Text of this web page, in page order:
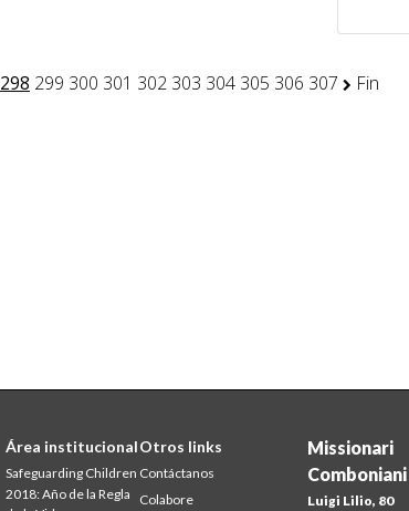
298 299 300 301 302 303 304 305 306 307 Fin
Missionari
Comboniani
Luigi Lilio, 80
Área institucional
Safeguarding Children
2018: Año de la Regla
Otros links
Contáctanos
Colabore